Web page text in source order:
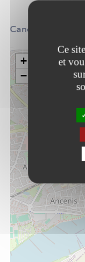
Canoë-Kayak
+
−
Ce
et